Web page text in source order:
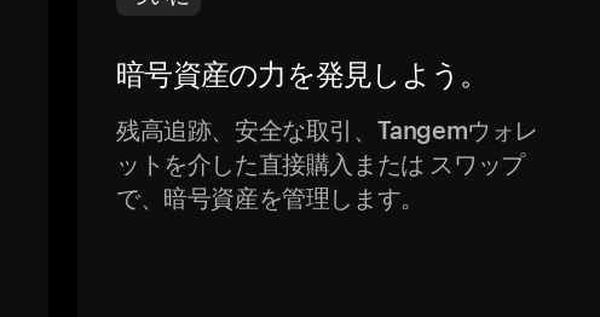
暗号資産の力を発見しよう。
残高追跡、安全な取引、Tangemウォレ
ットを介した直接購入または スワップ
で、暗号資産を管理します。